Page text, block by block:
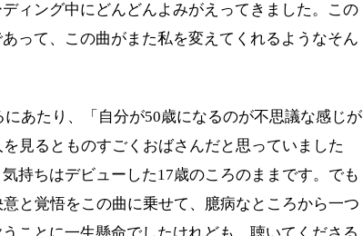
ィング中にどんどんよみがえってきました。この
って、この曲がまた私を変えてくれるようなそん
あたり、「自分が50歳になるのが不思議な感じが
見るとものすごくおばさんだと思っていました
持ちはデビューした17歳のころのままです。でも
と覚悟をこの曲に乗せて、臆病なところから一つ